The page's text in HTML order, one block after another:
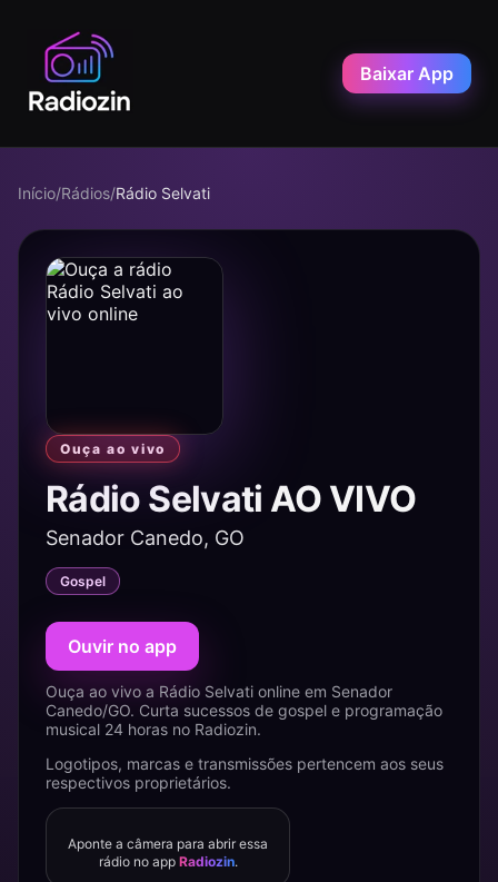
Baixar App
Início/Rádios/Rádio Selvati
Ouça ao vivo
Rádio Selvati AO VIVO
Senador Canedo, GO
Gospel
Ouvir no app
Ouça ao vivo a Rádio Selvati online em Senador
Canedo/GO. Curta sucessos de gospel e programação
musical 24 horas no Radiozin.
Logotipos, marcas e transmissões pertencem aos seus
respectivos proprietários.
Aponte a câmera para abrir essa
rádio no app Radiozin.